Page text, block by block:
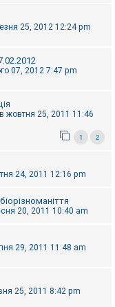
25, 2012 12:24 pm
07, 2012 7:47 pm
жовтня 25, 2011 11:46
1 2
24, 2011 12:16 pm
20, 2011 10:40 am
29, 2011 11:48 am
25, 2011 8:42 pm